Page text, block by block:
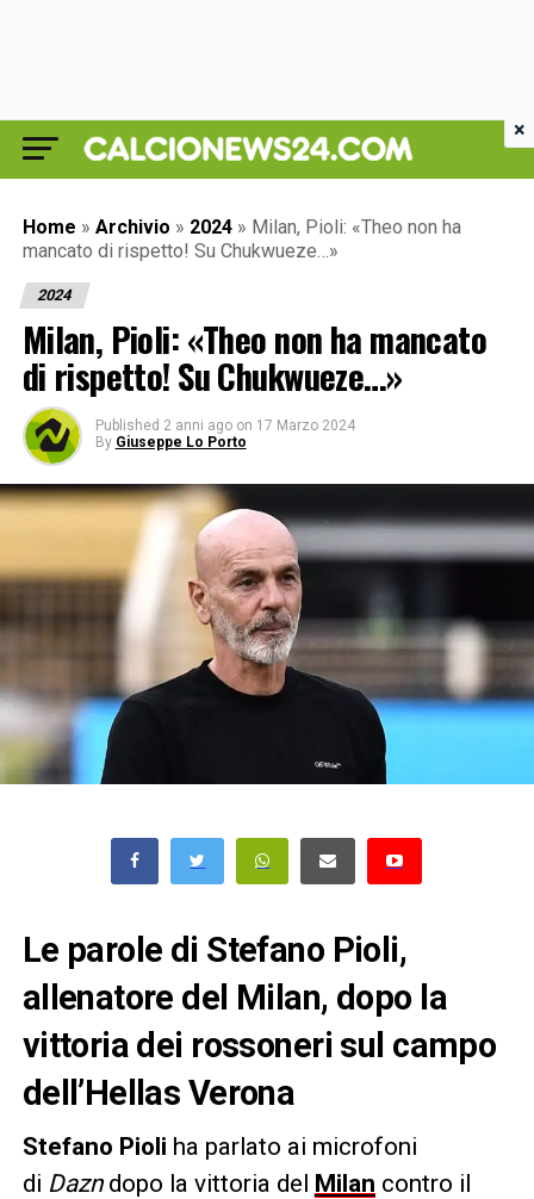
Home » Archivio » 2024 » Milan, Pioli: «Theo non ha
mancato di rispetto! Su Chukwueze…»
2024
Milan, Pioli: «Theo non ha mancato
di rispetto! Su Chukwueze…»
Published 2 anni ago on 17 Marzo 2024
By Giuseppe Lo Porto
Le parole di Stefano Pioli,
allenatore del Milan, dopo la
vittoria dei rossoneri sul campo
dell’Hellas Verona
Stefano Pioli ha parlato ai microfoni
di Dazndopo la vittoria del Milan contro il
×